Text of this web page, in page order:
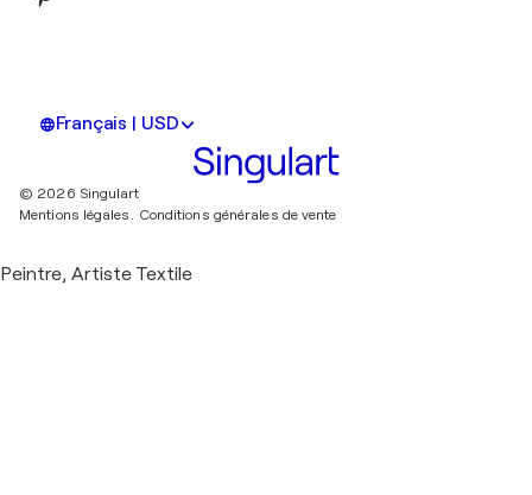
Français | USD
© 2026 Singulart
Mentions légales. Conditions générales de vente
Peintre, Artiste Textile